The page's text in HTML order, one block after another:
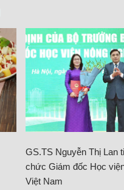
GS.TS Nguyễn Thị Lan
chức Giám đốc Học
Việt Nam